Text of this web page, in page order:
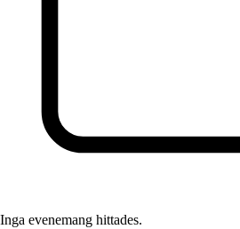
Inga evenemang hittades.